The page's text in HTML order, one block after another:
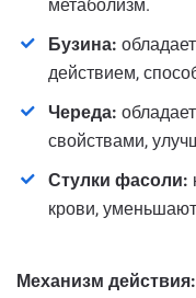
метаболизм.
Бузина:
действием,
Череда:
свойствами,
Стулки фасоли:
крови,
Механизм действия: